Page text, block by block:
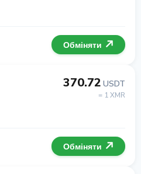
Обміняти
370.72 USDT
= 1 XMR
Обміняти